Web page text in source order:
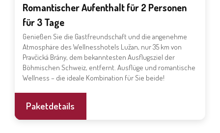
Romantischer Aufenthalt für 2 Personen
für 3 Tage
Genießen Sie die Gastfreundschaft und die angenehme
Atmosphäre des Wellnesshotels Lužan, nur 35 km von
Pravčická Brány, dem bekanntesten Ausflugsziel der
Böhmischen Schweiz, entfernt. Ausflüge und romantische
Wellness – die ideale Kombination für Sie beide!
Paketdetails